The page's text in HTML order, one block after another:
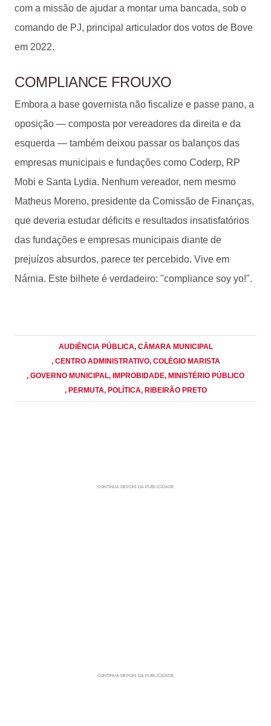
com a missão de ajudar a montar uma bancada, sob o
comando de PJ, principal articulador dos votos de Bove
em 2022.
COMPLIANCE FROUXO
Embora a base governista não fiscalize e passe pano, a
oposição — composta por vereadores da direita e da
esquerda — também deixou passar os balanços das
empresas municipais e fundações como Coderp, RP
Mobi e Santa Lydia. Nenhum vereador, nem mesmo
Matheus Moreno, presidente da Comissão de Finanças,
que deveria estudar déficits e resultados insatisfatórios
das fundações e empresas municipais diante de
prejuízos absurdos, parece ter percebido. Vive em
Nárnia. Este bilhete é verdadeiro: "compliance soy yo!".
AUDIÊNCIA PÚBLICA, CÂMARA MUNICIPAL
, CENTRO ADMINISTRATIVO, COLÉGIO MARISTA
, GOVERNO MUNICIPAL, IMPROBIDADE, MINISTÉRIO PÚBLICO
, PERMUTA, POLÍTICA, RIBEIRÃO PRETO